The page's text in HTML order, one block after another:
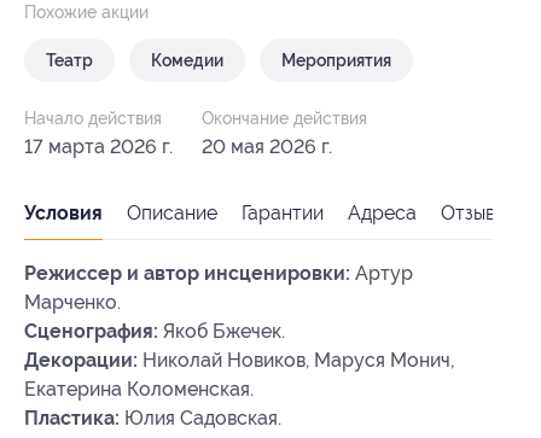
Похожие акции
Театр Комедии Мероприятия
Начало действия
17 марта 2026 г.
Окончание действия
20 мая 2026 г.
Условия Описание Гарантии Адреса Отзывы
Режиссер и автор инсценировки: Артур
Марченко.
Сценография: Якоб Бжечек.
Декорации: Николай Новиков, Маруся Монич,
Екатерина Коломенская.
Пластика: Юлия Садовская.